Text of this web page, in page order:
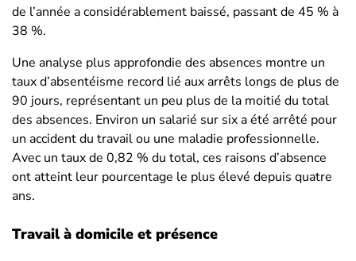
de l’année a considérablement baissé, passant de 45 % à
38 %​​.
Une analyse plus approfondie des absences montre un
taux d’absentéisme record lié aux arrêts longs de plus de
90 jours, représentant un peu plus de la moitié du total
des absences. Environ un salarié sur six a été arrêté pour
un accident du travail ou une maladie professionnelle.
Avec un taux de 0,82 % du total, ces raisons d’absence
ont atteint leur pourcentage le plus élevé depuis quatre
ans​​.
Travail à domicile et présence